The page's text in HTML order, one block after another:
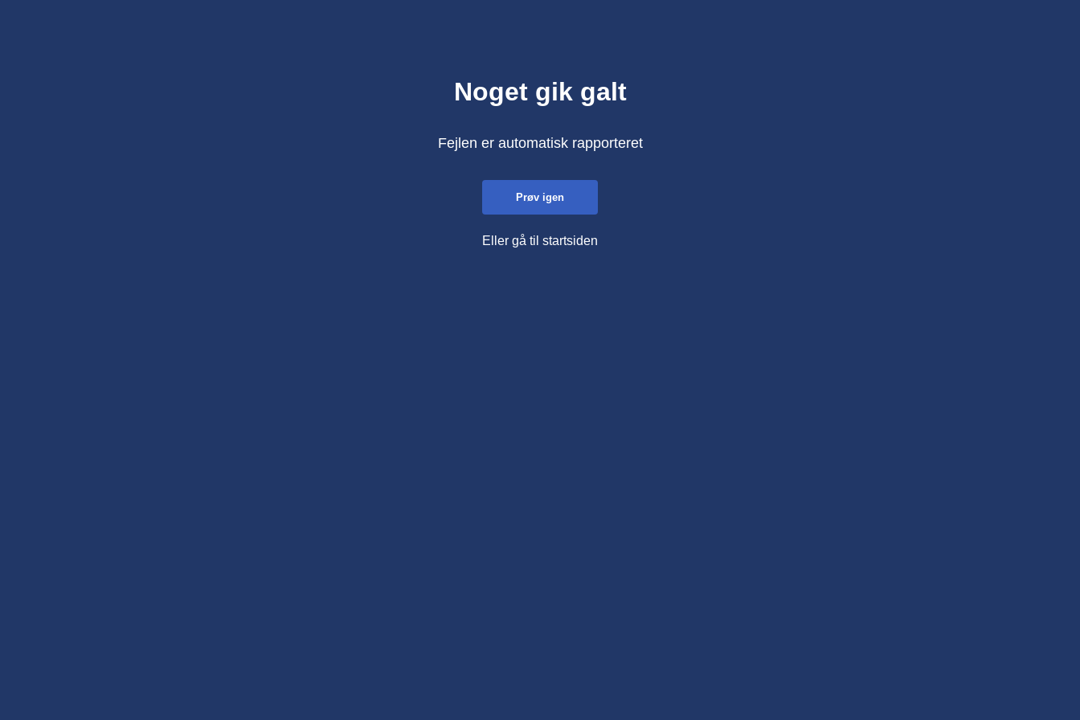
Noget gik galt
Fejlen er automatisk rapporteret
Prøv igen
Eller gå til startsiden